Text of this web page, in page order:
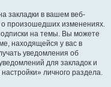
закладки в вашем веб-
произошедших изменениях.
на темы. Вы можете
находящейся у вас в
уведомления об
для закладок и
личного раздела.